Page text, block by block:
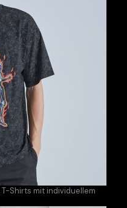
Shirts mit individuellem